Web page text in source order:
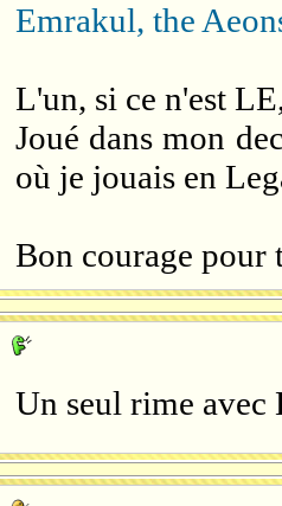
Emrakul, the
L'un, si ce n'est
Joué dans mon
où je jouais en
Bon courage pour
Un seul rime avec